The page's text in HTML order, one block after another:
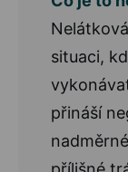
situaci,
přináší